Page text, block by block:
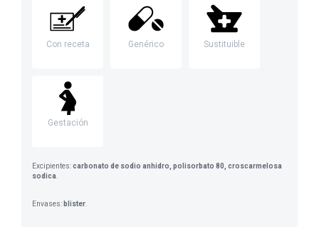
Con receta Genérico Sustituible
Gestación
Excipientes:carbonato de sodio anhidro, polisorbato 80, croscarmelosa
sodica
Envases: blister